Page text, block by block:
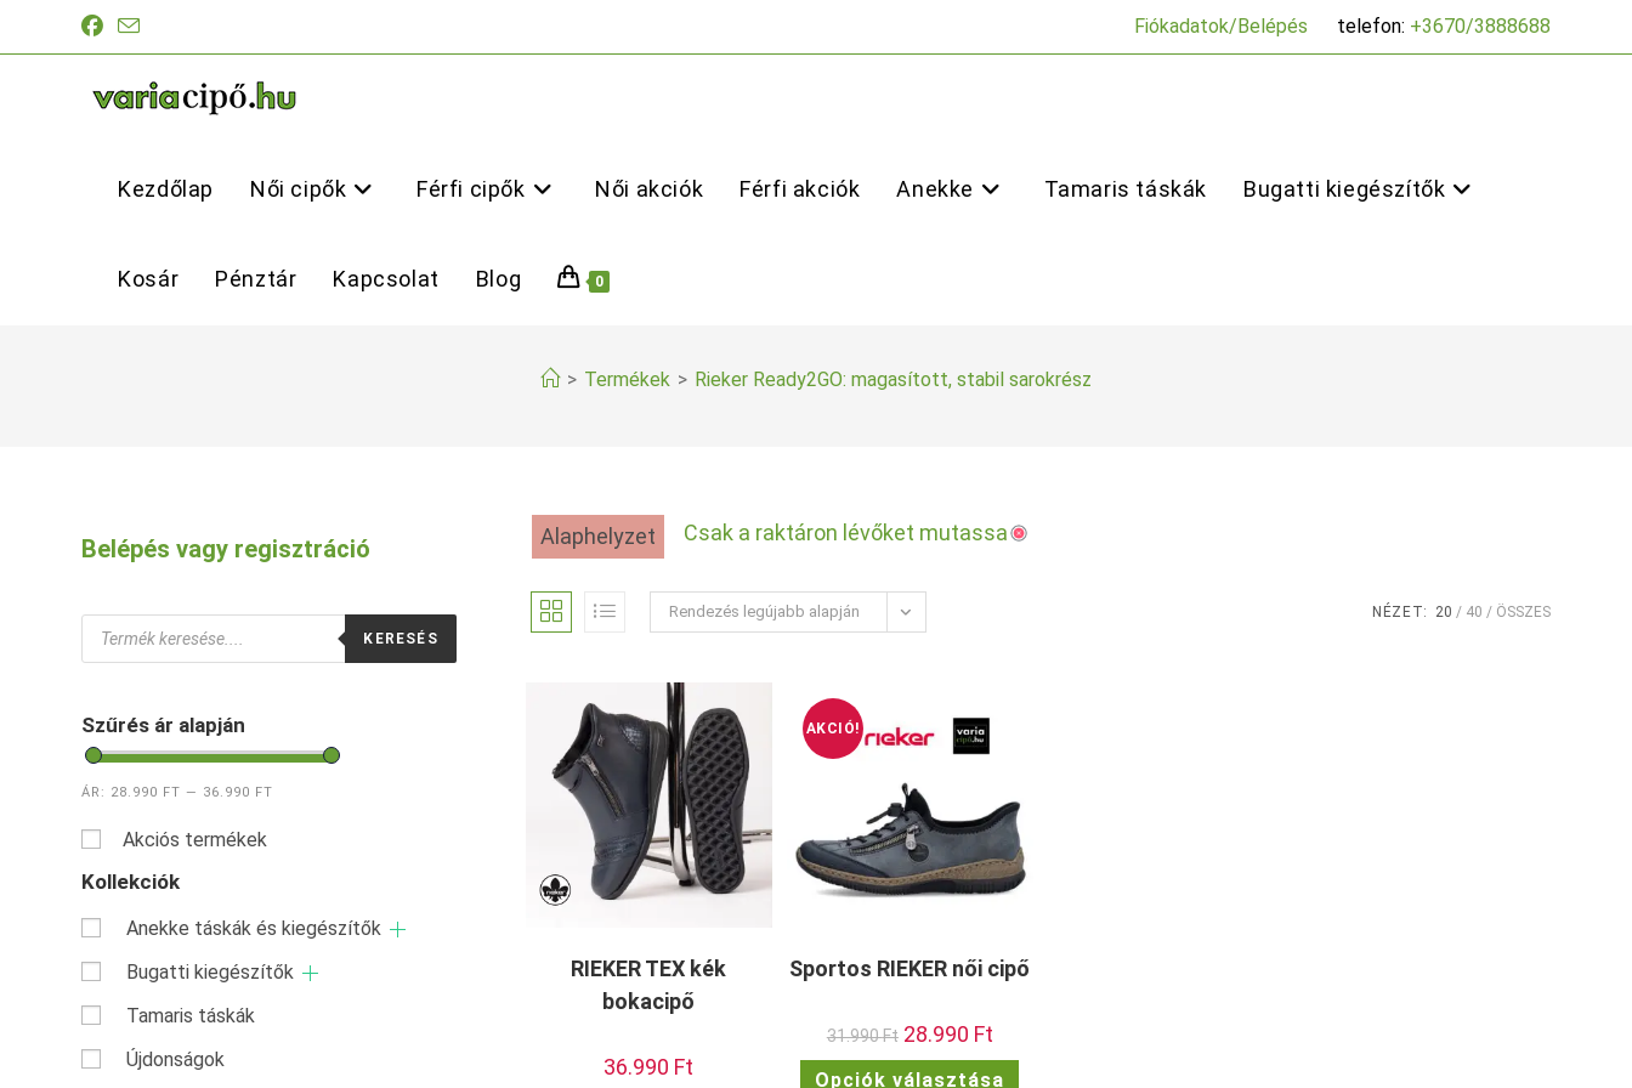
Fiókadatok/Belépés telefon: +3670/3888688
Kezdőlap Női cipők Férfi cipők Női akciók Férfi akciók Anekke Tamaris táskák Bugatti kiegészítők
Kosár Pénztár Kapcsolat Blog 0
> Termékek > Rieker Ready2GO: magasított, stabil sarokrész
Belépés vagy regisztráció
Products
search
KERESÉS
Szűrés ár alapján
ÁR: 28.990 FT — 36.990 FT
Akciós termékek
Kollekciók
Anekke táskák és kiegészítők
Bugatti kiegészítők
Tamaris táskák
Újdonságok
Alaphelyzet Csak a raktáron lévőket mutassa
Rendezés legújabb alapján NÉZET: 20 40 ÖSSZES
RIEKER TEX kék
bokacipő
36.990 Ft
AKCIÓ!
Sportos RIEKER női cipő
31.990Ft Original
price
was:
31.990 Ft.
28.990 FtCurrent
price
is:
28.990 Ft.
Opciók választása